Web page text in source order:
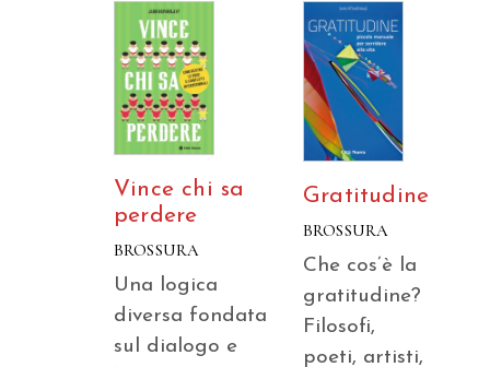
Vince chi sa
perdere
BROSSURA
Una logica
diversa fondata
sul dialogo e
Gratitudine
BROSSURA
Che cos’è la
gratitudine?
Filosofi,
poeti, artisti,